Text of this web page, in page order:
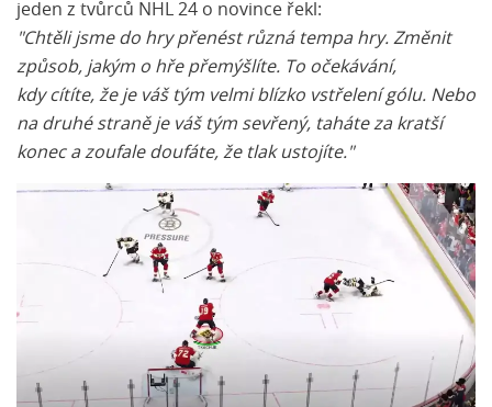
jeden z tvůrců NHL 24 o novince řekl:
"Chtěli jsme do hry přenést různá tempa hry. Změnit
způsob, jakým o hře přemýšlíte. To očekávání,
kdy cítíte, že je váš tým velmi blízko vstřelení gólu. Nebo
na druhé straně je váš tým sevřený, taháte za kratší
konec a zoufale doufáte, že tlak ustojíte."